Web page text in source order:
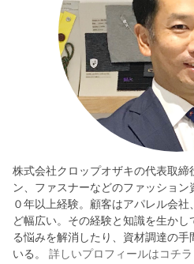
株式会社クロップオザキの代表取
ン、ファスナーなどのファッション
０年以上経験。顧客はアパレル会
ど幅広い。その経験と知識を生か
る悩みを解消したり、資材調達の
いる。詳しいプロフィールはコチラ